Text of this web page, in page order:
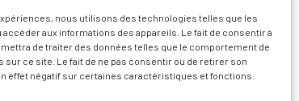
nous utilisons des technologies telles que les
aux informations des appareils. Le fait de consentir à
de traiter des données telles que le comportement de
sur ce site. Le fait de ne pas consentir ou de retirer son
effet négatif sur certaines caractéristiques et fonctions.